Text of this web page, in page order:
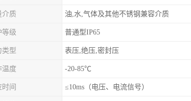
介质 油,水,气体及其他不锈钢兼容介质
等级 普通型IP65
类型 表压,绝压,密封压
温度 -20-85℃
间 ≤10ms（电压、电流信号）